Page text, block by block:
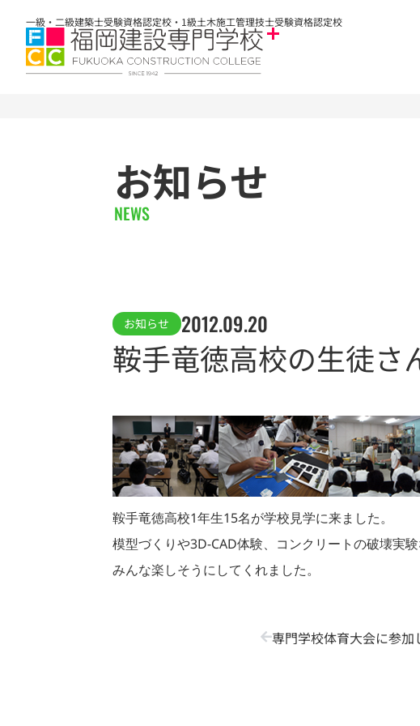
一級・二級建築士受験資格認定校・1級土木施工管理技士受験資格認定校
お知らせ
NEWS
お知らせ 2012.09.20
鞍手竜徳高校の生徒さ
鞍手竜徳高校1年生15名が学校見学に来ました。
模型づくりや3D-CAD体験、コンクリートの破壊実
みんな楽しそうにしてくれました。
専門学校体育大会に参加